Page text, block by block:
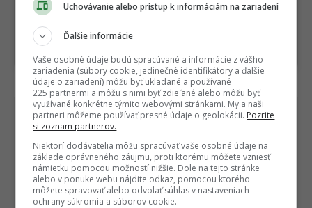
Nenechajte si ujsť žiadne dôležité novinky.
☆
Po otvorení kliknite na hviezdičku★Sledovať
REKLAMA
Uchovávanie alebo prístup k informáciám na zariadení
Ďalšie informácie
Vaše osobné údaje budú spracúvané a informácie z vášho
zariadenia (súbory cookie, jedinečné identifikátory a ďalšie
údaje o zariadení) môžu byť ukladané a používané
225 partnermi a môžu s nimi byť zdieľané alebo môžu byť
využívané konkrétne týmito webovými stránkami. My a naši
partneri môžeme používať presné údaje o geolokácii. Pozrite
si zoznam partnerov.
Niektorí dodávatelia môžu spracúvať vaše osobné údaje na
základe oprávneného záujmu, proti ktorému môžete vzniesť
námietku pomocou možností nižšie. Dole na tejto stránke
alebo v ponuke webu nájdite odkaz, pomocou ktorého
môžete spravovať alebo odvolať súhlas v nastaveniach
ochrany súkromia a súborov cookie.